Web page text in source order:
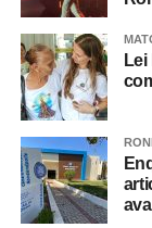
sistemáticas
evidência
remuneração
mercado,
cartel entre as
Proteção da
O artigo
relacionada à